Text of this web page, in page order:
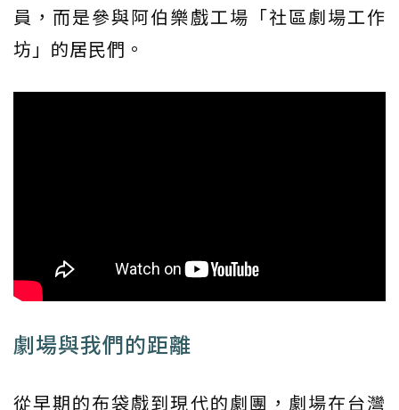
員，而是參與阿伯樂戲工場「社區劇場工作
坊」的居民們。
劇場與我們的距離
從早期的布袋戲到現代的劇團，劇場在台灣